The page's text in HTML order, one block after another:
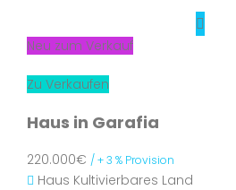
Neu zum Verkauf
Zu Verkaufen
Haus in Garafia
220.000€ / + 3 % Provision
Haus Kultivierbares Land